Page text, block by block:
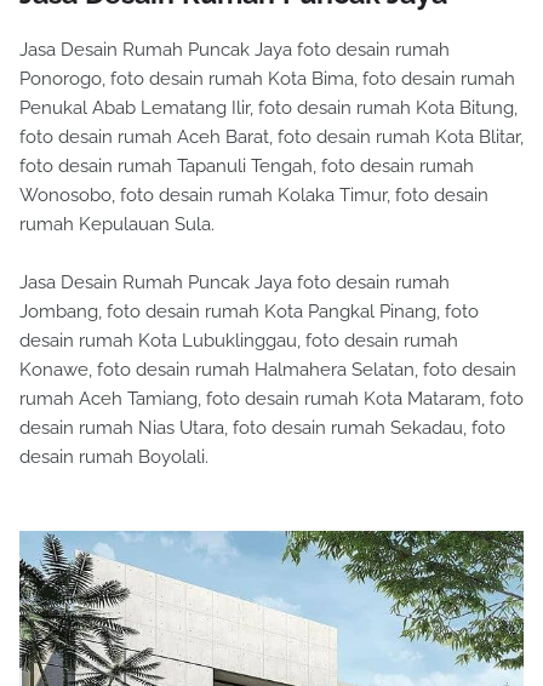
Jasa Desain Rumah Puncak Jaya foto desain rumah
Ponorogo, foto desain rumah Kota Bima, foto desain rumah
Penukal Abab Lematang Ilir, foto desain rumah Kota Bitung,
foto desain rumah Aceh Barat, foto desain rumah Kota Blitar,
foto desain rumah Tapanuli Tengah, foto desain rumah
Wonosobo, foto desain rumah Kolaka Timur, foto desain
rumah Kepulauan Sula.
Jasa Desain Rumah Puncak Jaya foto desain rumah
Jombang, foto desain rumah Kota Pangkal Pinang, foto
desain rumah Kota Lubuklinggau, foto desain rumah
Konawe, foto desain rumah Halmahera Selatan, foto desain
rumah Aceh Tamiang, foto desain rumah Kota Mataram, foto
desain rumah Nias Utara, foto desain rumah Sekadau, foto
desain rumah Boyolali.